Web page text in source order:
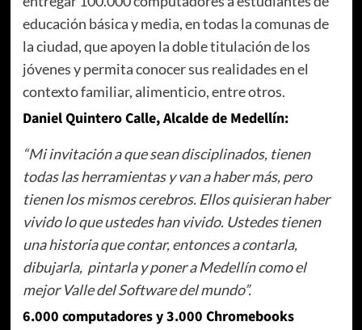
educación básica y media, en todas la comunas de
la ciudad, que apoyen la doble titulación de los
jóvenes y permita conocer sus realidades en el
contexto familiar, alimenticio, entre otros.
Daniel Quintero Calle, Alcalde de Medellín:
“Mi invitación a que sean disciplinados, tienen
todas las herramientas y van a haber más, pero
tienen los mismos cerebros. Ellos quisieran haber
vivido lo que ustedes han vivido. Ustedes tienen
una historia que contar, entonces a contarla,
dibujarla, pintarla y poner a Medellín como el
mejor Valle del Software del mundo”.
6.000 computadores y 3.000 Chromebooks